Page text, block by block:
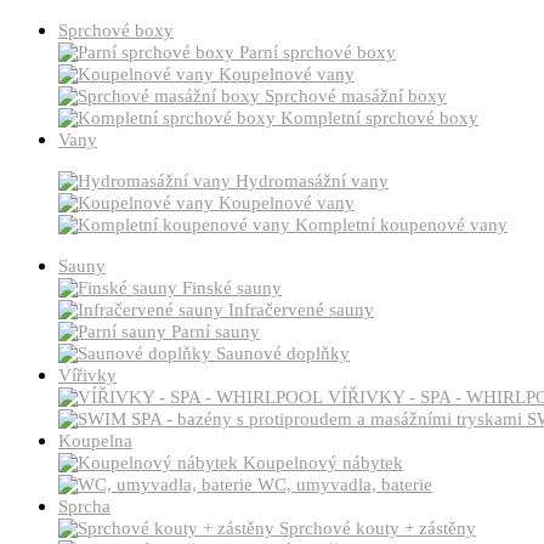
Sprchové boxy
Parní sprchové boxy
Koupelnové vany
Sprchové masážní boxy
Kompletní sprchové boxy
Vany
Hydromasážní vany
Koupelnové vany
Kompletní koupenové vany
Sauny
Finské sauny
Infračervené sauny
Parní sauny
Saunové doplňky
Vířivky
VÍŘIVKY - SPA -
Koupelna
Koupelnový nábytek
WC, umyvadla, baterie
Sprcha
Sprchové kouty + zástěny